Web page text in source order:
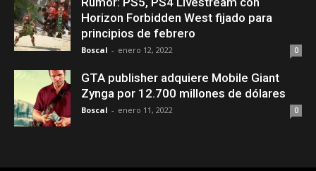
Horizon Forbidden West fijado para
principios de febrero
Boscal - enero 12, 2022 0
GTA publisher adquiere Mobile Giant
Zynga por 12.700 millones de dólares
Boscal - enero 11, 2022 0